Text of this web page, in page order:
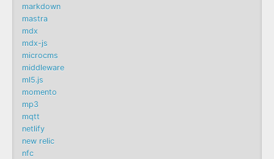
markdown
mastra
mdx
mdx-js
microcms
middleware
ml5.js
momento
mp3
mqtt
netlify
new relic
nfc